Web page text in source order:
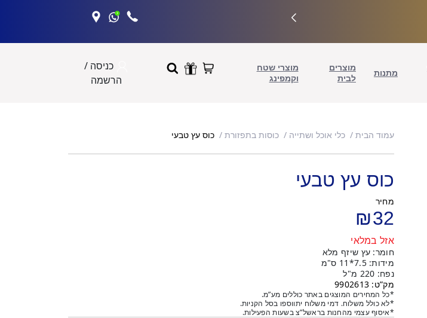
מתנות
מוצרים
לבית
מוצרי שטח
וקמפינג
כניסה /
הרשמה
עמוד הבית כלי אוכל ושתייה כוסות בתפזורת כוס עץ טבעי
כוס עץ טבעי
מחיר
₪32
אזל במלאי
חומר: עץ שיזף מלא
מידות: 7.5*11 ס"מ
נפח: 220 מ"ל
מק”ט: 9902613
*כל המחירים המוצגים באתר כוללים מע”מ.
*לא כולל משלוח. דמי משלוח יתווספו בסל הקניות.
*איסוף עצמי מהחנות בראשל”צ בשעות הפעילות.